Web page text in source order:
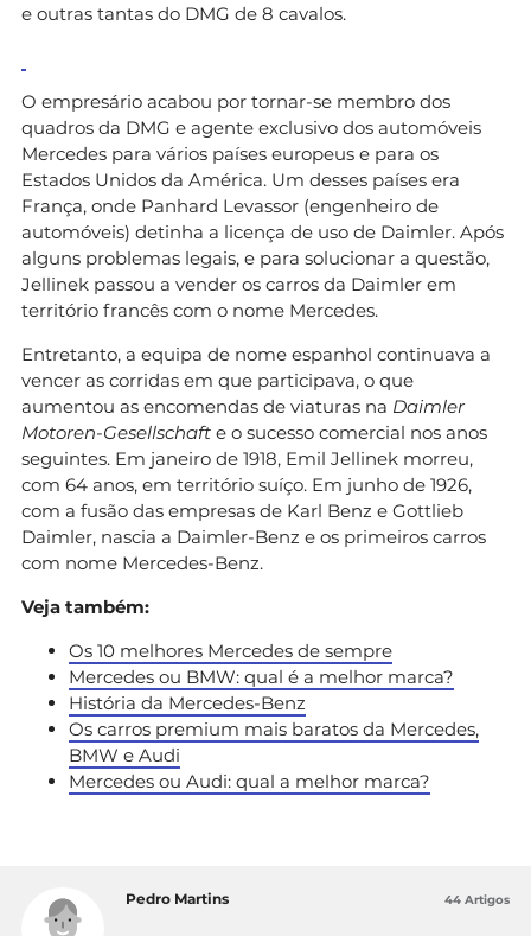
e outras tantas do DMG de 8 cavalos.
O empresário acabou por tornar-se membro dos
quadros da DMG e agente exclusivo dos automóveis
Mercedes para vários países europeus e para os
Estados Unidos da América. Um desses países era
França, onde Panhard Levassor (engenheiro de
automóveis) detinha a licença de uso de Daimler. Após
alguns problemas legais, e para solucionar a questão,
Jellinek passou a vender os carros da Daimler em
território francês com o nome Mercedes.
Entretanto, a equipa de nome espanhol continuava a
vencer as corridas em que participava, o que
aumentou as encomendas de viaturas na Daimler
Motoren-Gesellschaft e o sucesso comercial nos anos
seguintes. Em janeiro de 1918, Emil Jellinek morreu,
com 64 anos, em território suíço. Em junho de 1926,
com a fusão das empresas de Karl Benz e Gottlieb
Daimler, nascia a Daimler-Benz e os primeiros carros
com nome Mercedes-Benz.
Veja também:
Os 10 melhores Mercedes de sempre
Mercedes ou BMW: qual é a melhor marca?
História da Mercedes-Benz
Os carros premium mais baratos da Mercedes,
BMW e Audi
Mercedes ou Audi: qual a melhor marca?
Pedro Martins 44 Artigos